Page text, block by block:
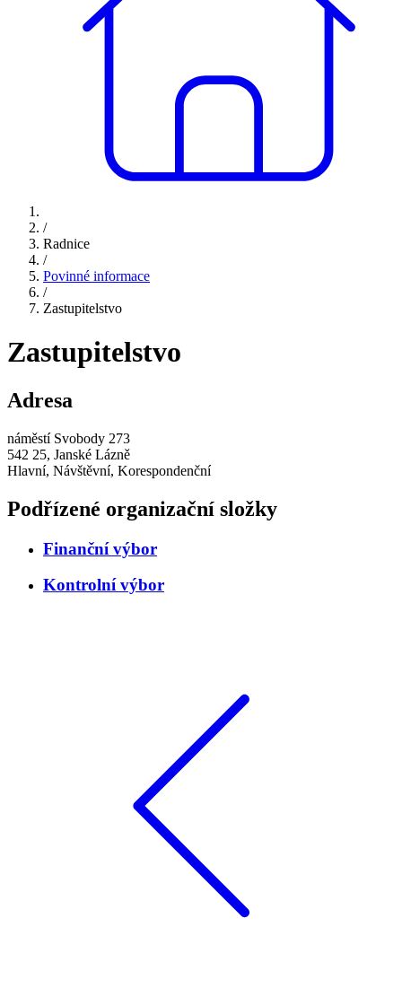
/
Radnice
/
Povinné informace
/
Zastupitelstvo
Zastupitelstvo
Adresa
náměstí Svobody 273
542 25, Janské Lázně
Hlavní, Návštěvní, Korespondenční
Podřízené organizační složky
Finanční výbor
Kontrolní výbor